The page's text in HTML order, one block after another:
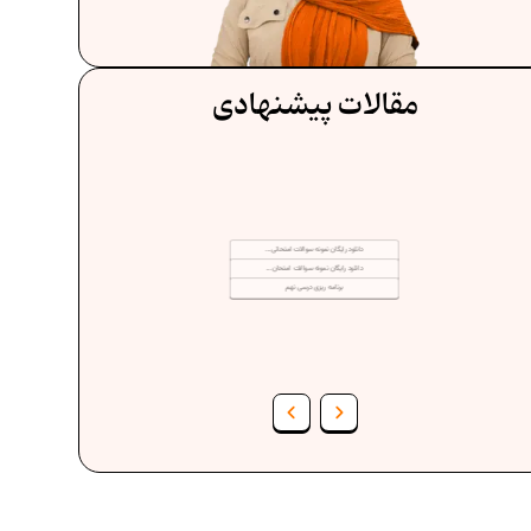
مقالات پیشنهادی
دانلود رایگان نمونه سوالات امتحان...
فرمول حجم اشکال هندسی در ریاضیات
برنامه‌ ریزی درسی هفتم